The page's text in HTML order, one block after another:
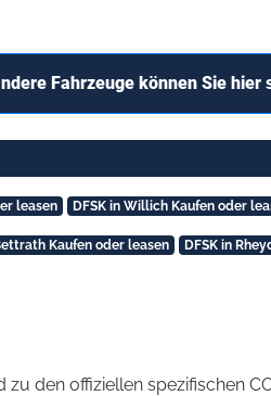
Fahrzeuge können Sie hier
leasen DFSK in Willich Kaufen oder
Kaufen oder leasen DFSK in
den offiziellen spezifischen